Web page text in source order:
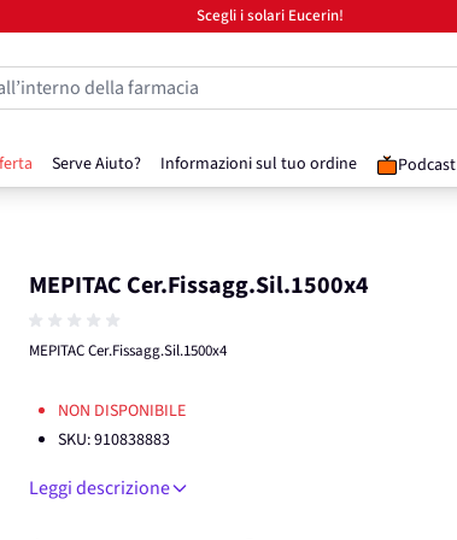
Scegli i solari Eucerin!
Serve Aiuto? Informazioni sul tuo ordine Podcast
della farmacia
MEPITAC Cer.Fissagg.Sil.1500x4
MEPITAC Cer.Fissagg.Sil.1500x4
NON DISPONIBILE
SKU:910838883
Leggi descrizione